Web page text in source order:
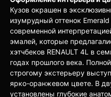
Кузов окрашен в
изумрудный оттенок
современной
эмалей, которые
хэтчбеков RENAULT 4L в
годах прошлого века.
строгому экстерьеру
ярко-оранжевом цвете. В
установлены глубокие